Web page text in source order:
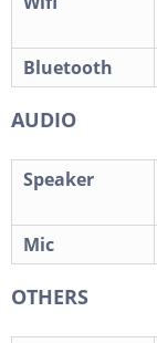
Bluetooth
AUDIO
Speaker
Mic
OTHERS